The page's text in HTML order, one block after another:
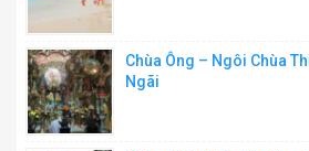
Chùa Ông – Ngôi Chùa
Ngãi